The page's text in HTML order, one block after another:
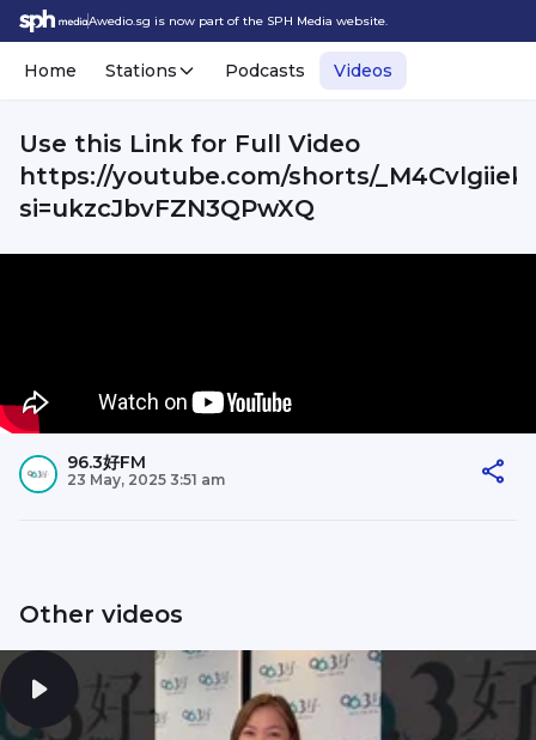
Awedio.sg is now part of the SPH Media website.
Home Stations Podcasts Videos
Use this Link for Full Video
https://youtube.com/shorts/
si=ukzcJbvFZN3QPwXQ
96.3好FM
23 May, 2025 3:51 am
Other videos